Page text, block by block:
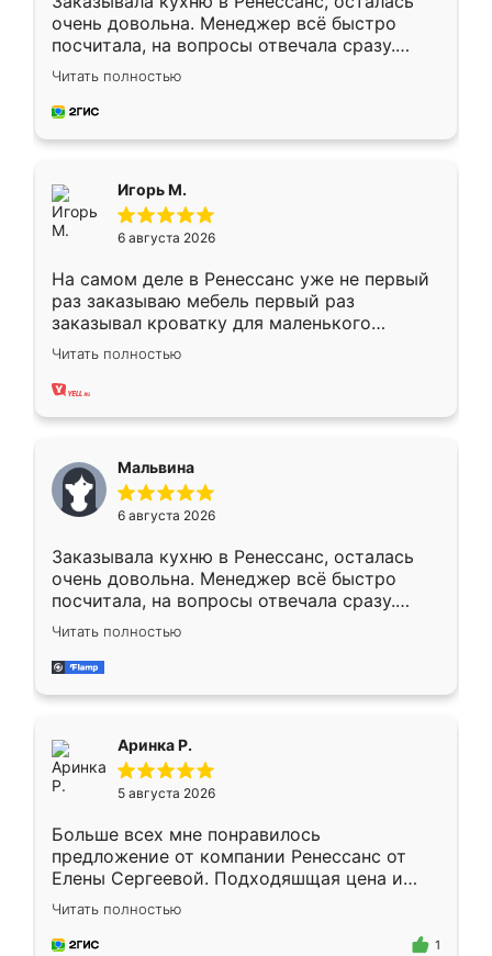
очень довольна. Менеджер всё быстро
посчитала, на вопросы отвечала сразу.
Замерщик приехал в субботу, подошёл к
делу со всей ответственностью. Собрали
за день, ребята работали аккуратно, даже
Читать полностью
Игорь М.
6 августа 2026
На самом деле в Ренессанс уже не первый
раз заказываю мебель первый раз
заказывал кроватку для маленького
ребёнка при его рождении ,во второй раз
заказал шкаф-купе. По качеству очень
хорошее сборка достаточно быстрая,
меньше, здесь же он более разнообразный.
Мне нравится ,если что-то потребуется из
мебели буду заказывать только здесь.
Читать полностью
Мальвина
6 августа 2026
Заказывала кухню в Ренессанс, осталась
очень довольна. Менеджер всё быстро
посчитала, на вопросы отвечала сразу.
Замерщик приехал в субботу, подошёл к
делу со всей ответственностью. Собрали
за день, ребята работали аккуратно, даже
Читать полностью
Аринка Р.
5 августа 2026
Больше всех мне понравилось
предложение от компании Ренессанс от
Елены Сергеевой. Подходяшщая цена и
короткие сроки изготовления. Приехавший
для замера сотрудник Владислав
предложил по моему эскизу самый
Читать полностью
1